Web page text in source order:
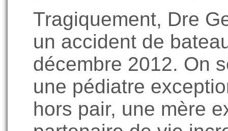
Tragiquement, Dre
un accident de
décembre 2012. On
une pédiatre
hors pair, une mère